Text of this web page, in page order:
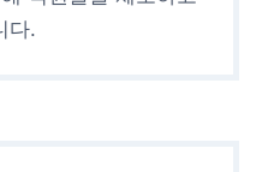
다.